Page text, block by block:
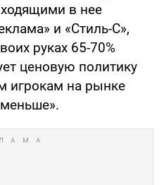
в нее
и «Стиль-С»,
руках 65-70%
ценовую политику
игрокам на рынке